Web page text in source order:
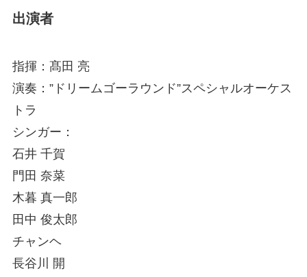
出演者
指揮：髙田 亮
演奏：”ドリームゴーラウンド”スペシャルオーケス
トラ
シンガー：
石井 千賀
門田 奈菜
木暮 真一郎
田中 俊太郎
チャンヘ
長谷川 開